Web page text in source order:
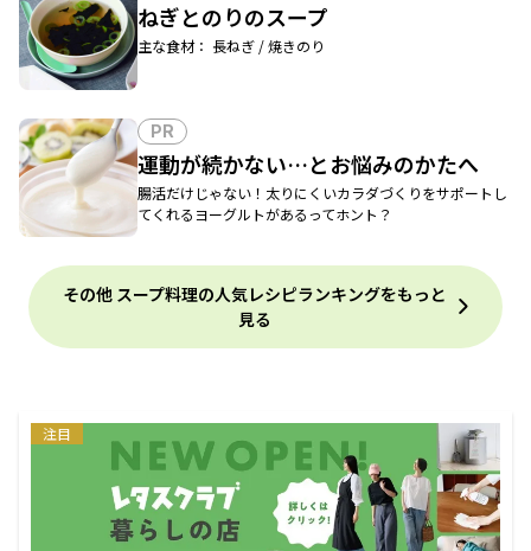
ねぎとのりのスープ
主な食材： 長ねぎ / 焼きのり
PR
運動が続かない…とお悩みのかたへ
腸活だけじゃない！太りにくいカラダづくりをサポートし
てくれるヨーグルトがあるってホント？
その他 スープ料理の人気レシピランキングをもっと
見る
注目